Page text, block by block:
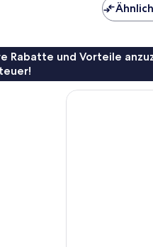
Rabatte und Vorteile